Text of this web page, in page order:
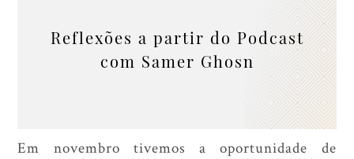
Reflexões a partir do Podcast
com Samer Ghosn
Em novembro tivemos a oportunidade de